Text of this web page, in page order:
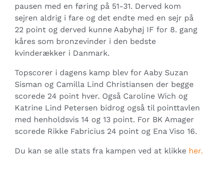
pausen med en føring på 51-31. Derved kom
sejren aldrig i fare og det endte med en sejr på
22 point og derved kunne Aabyhøj IF for 8. gang
kåres som bronzevinder i den bedste
kvinderækker i Danmark.
Topscorer i dagens kamp blev for Aaby Suzan
Sisman og Camilla Lind Christiansen der begge
scorede 24 point hver. Også Caroline Wich og
Katrine Lind Petersen bidrog også til pointtavlen
med henholdsvis 14 og 13 point. For BK Amager
scorede Rikke Fabricius 24 point og Ena Viso 16.
Du kan se alle stats fra kampen ved at klikke her.